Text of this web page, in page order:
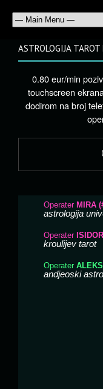
ASTROLOGIJA TAROT
0.80 eur/min
touchscreen
dodirom na broj